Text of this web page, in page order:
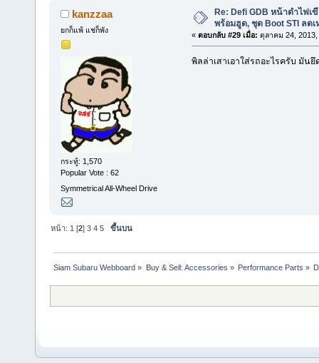
kanzzaa
ยกก็แพ้ แช่ก็พัง
กระทู้: 1,570
Popular Vote : 62
Symmetrical All-Wheel Drive
Re: Defi GDB หน้าดำไฟเ
พร้อมฮูด, ชุด Boot STI ลดเ
« ตอบกลับ #29 เมื่อ: ตุลาคม 24, 2013,
พิลล่าเสาเอาใส่รถอะไรครับ มัน
หน้า: 1 [2]3 4 5 ขึ้นบน
Siam Subaru Webboard » Buy & Sell: Accessories » Performance Parts »